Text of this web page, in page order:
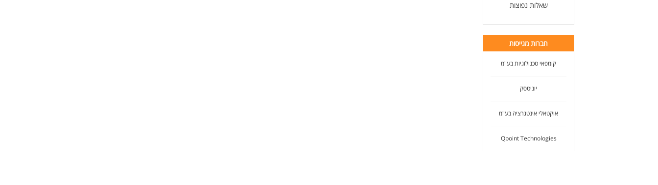
שאלות נפוצות
חברות מגייסות
קומפאי טכנולוגיות בע"מ
יוניטסק
אוקטאלי אינטגרציה בע"מ
Qpoint Technologies